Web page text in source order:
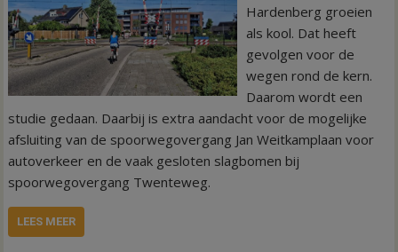
Hardenberg groeien
als kool. Dat heeft
gevolgen voor de
wegen rond de kern.
Daarom wordt een
studie gedaan. Daarbij is extra aandacht voor de mogelijke
afsluiting van de spoorwegovergang Jan Weitkamplaan voor
autoverkeer en de vaak gesloten slagbomen bij
spoorwegovergang Twenteweg.
LEES MEER